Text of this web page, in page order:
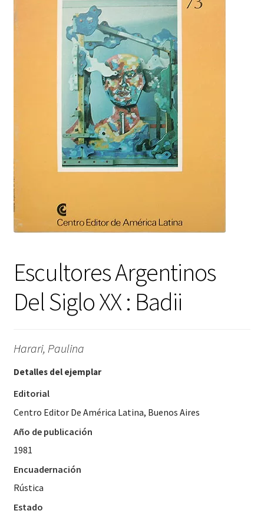
Escultores Argentinos
Del Siglo XX : Badii
Harari, Paulina
Detalles del ejemplar
Editorial
Centro Editor De América Latina, Buenos Aires
Año de publicación
1981
Encuadernación
Rústica
Estado